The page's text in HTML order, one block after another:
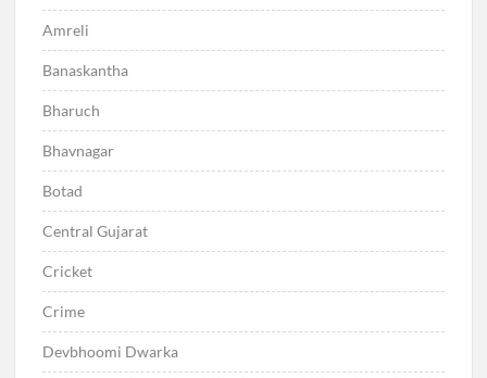
Amreli
Banaskantha
Bharuch
Bhavnagar
Botad
Central Gujarat
Cricket
Crime
Devbhoomi Dwarka